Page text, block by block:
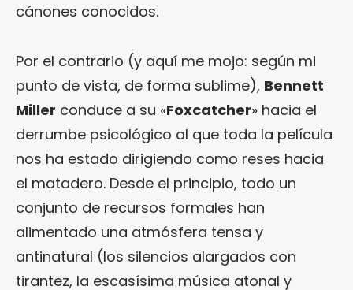
cánones conocidos.
Por el contrario (y aquí me mojo: según mi
punto de vista, de forma sublime), Bennett
Miller conduce a su «Foxcatcher» hacia el
derrumbe psicológico al que toda la película
nos ha estado dirigiendo como reses hacia
el matadero. Desde el principio, todo un
conjunto de recursos formales han
alimentado una atmósfera tensa y
antinatural (los silencios alargados con
tirantez, la escasísima música atonal y